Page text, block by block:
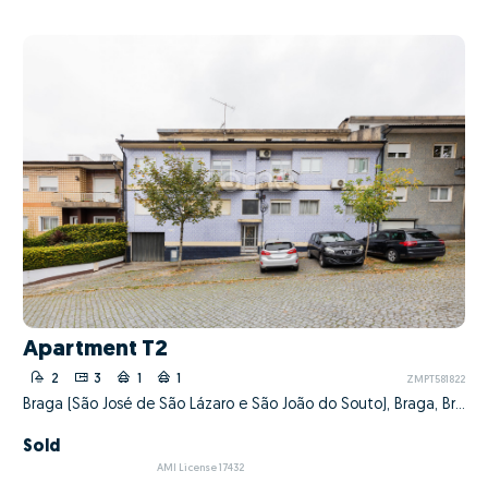
Apartment T2
2 3 1 1 ZMPT581822
Braga (São José de São Lázaro e São João do Souto), Braga, Braga
Sold
AMI License 17432